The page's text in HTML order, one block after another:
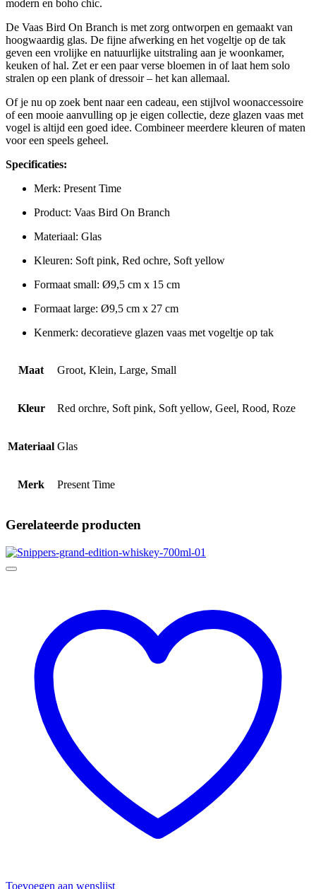
modern en boho chic.
De Vaas Bird On Branch is met zorg ontworpen en gemaakt van
hoogwaardig glas. De fijne afwerking en het vogeltje op de tak
geven een vrolijke en natuurlijke uitstraling aan je woonkamer,
keuken of hal. Zet er een paar verse bloemen in of laat hem solo
stralen op een plank of dressoir – het kan allemaal.
Of je nu op zoek bent naar een cadeau, een stijlvol woonaccessoire
of een mooie aanvulling op je eigen collectie, deze glazen vaas met
vogel is altijd een goed idee. Combineer meerdere kleuren of maten
voor een speels geheel.
Specificaties:
Merk: Present Time
Product: Vaas Bird On Branch
Materiaal: Glas
Kleuren: Soft pink, Red ochre, Soft yellow
Formaat small: Ø9,5 cm x 15 cm
Formaat large: Ø9,5 cm x 27 cm
Kenmerk: decoratieve glazen vaas met vogeltje op tak
Maat Groot, Klein, Large, Small
Kleur Red orchre, Soft pink, Soft yellow, Geel, Rood, Roze
Materiaal Glas
Merk Present Time
Gerelateerde producten
Toevoegen aan wenslijst